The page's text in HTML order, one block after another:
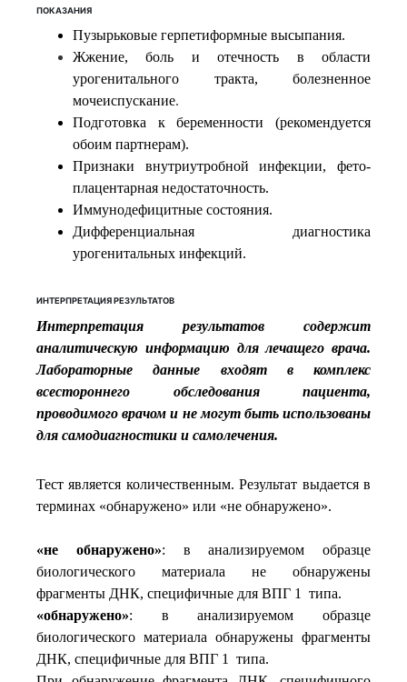
ПОКАЗАНИЯ
Пузырьковые герпетиформные высыпания.
Жжение, боль и отечность в области
урогенитального тракта, болезненное
мочеиспускание.
Подготовка к беременности (рекомендуется
обоим партнерам).
Признаки внутриутробной инфекции, фето-
плацентарная недостаточность.
Иммунодефицитные состояния.
Дифференциальная диагностика
урогенитальных инфекций.
ИНТЕРПРЕТАЦИЯ РЕЗУЛЬТАТОВ
Интерпретация результатов содержит
аналитическую информацию для лечащего врача.
Лабораторные данные входят в комплекс
всестороннего обследования пациента,
проводимого врачом и не могут быть использованы
для самодиагностики и самолечения.
Тест является количественным. Результат выдается в
терминах «обнаружено» или «не обнаружено».
«не обнаружено»: в анализируемом образце
биологического материала не обнаружены
фрагменты ДНК, специфичные для ВПГ 1 типа.
«обнаружено»: в анализируемом образце
биологического материала обнаружены фрагменты
ДНК, специфичные для ВПГ 1 типа.